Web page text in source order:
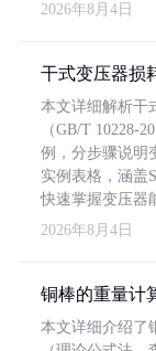
2026年8月4日
干式变压器损
本文详细解析干
（GB/T 10228-
例，分步骤说明
实例表格，涵盖
快速掌握变压器
2026年8月4日
铜棒的重量计
本文详细介绍了